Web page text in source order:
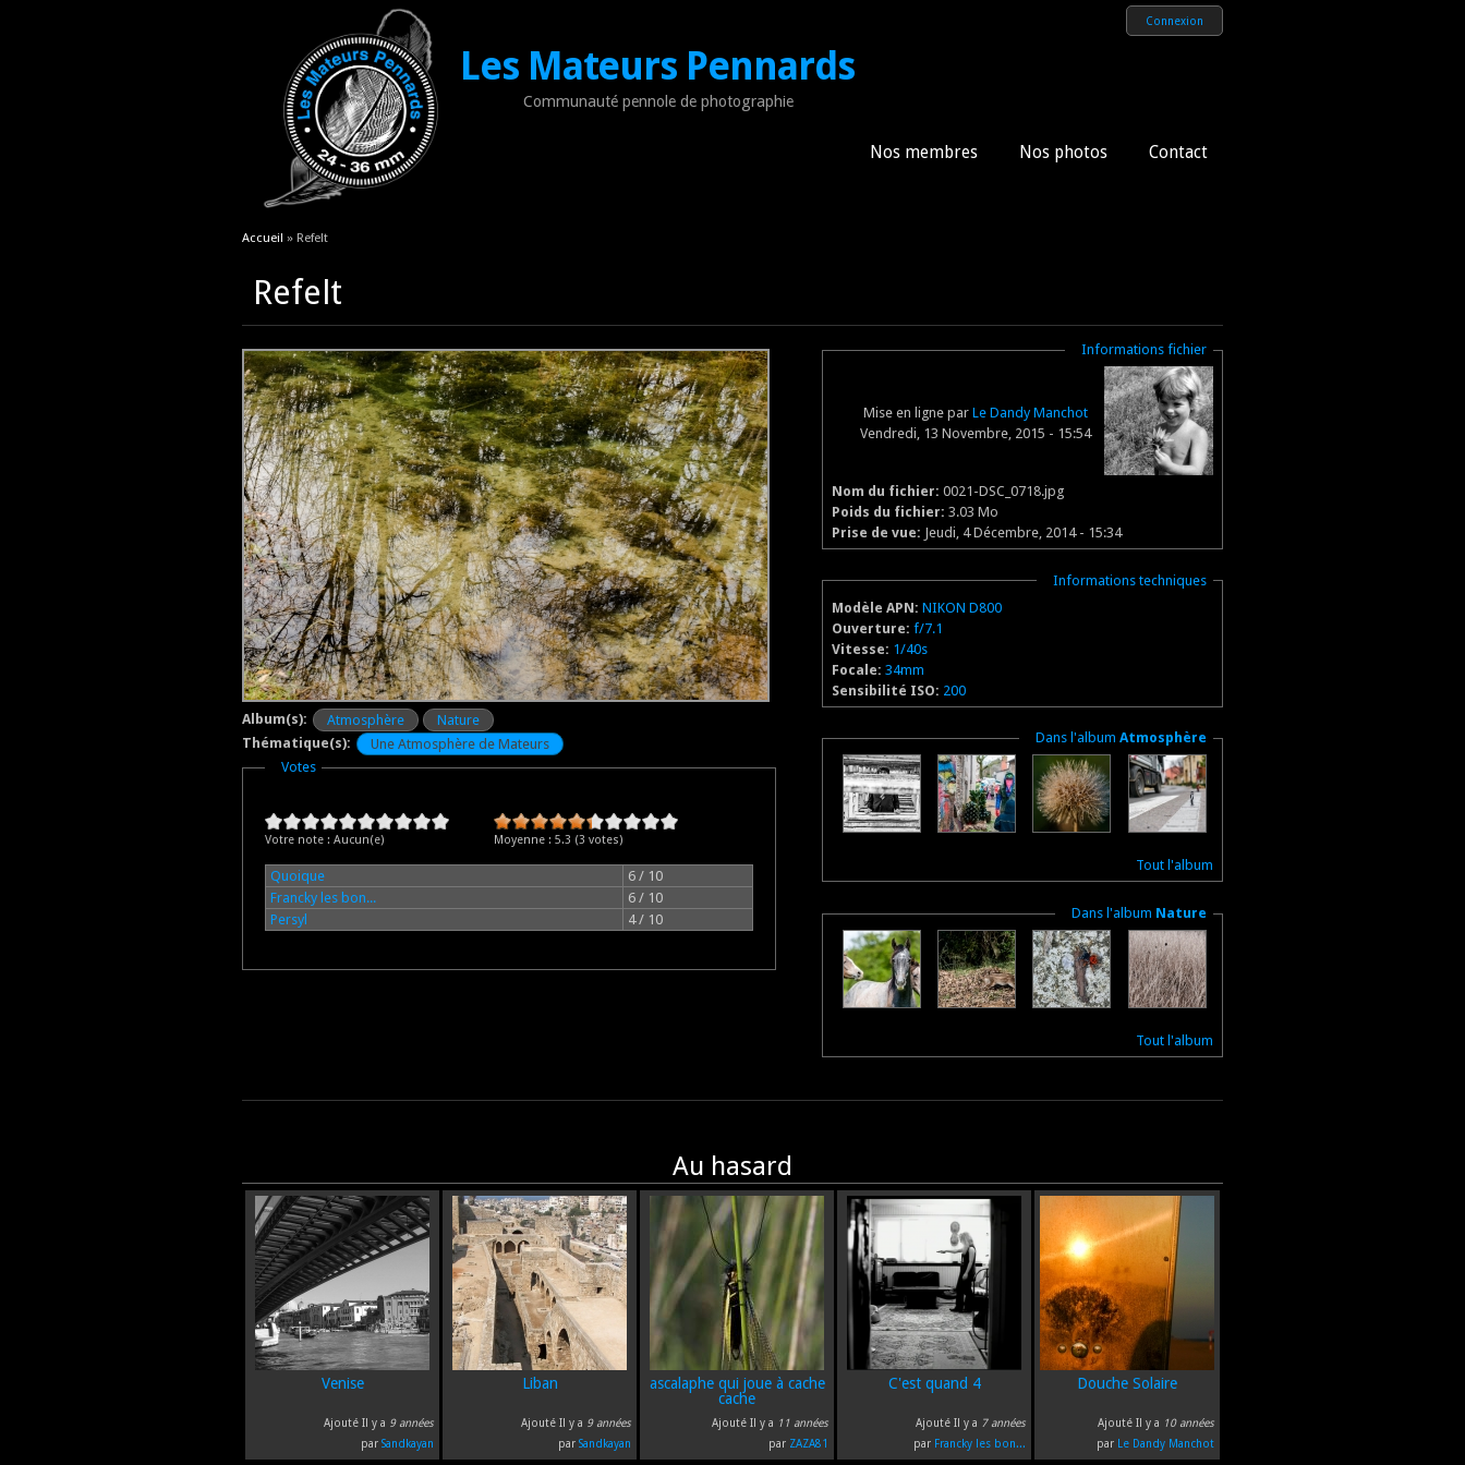
Les Mateurs Pennards
Communauté pennole de photographie
Connexion
Nos membres Nos photos Contact
Vous êtes ici
Accueil » Refelt
Refelt
Album(s): Atmosphère
Nature
Thématique(s):
Une Atmosphère de Mateurs
Masquer
Votes
Votre note : Aucun(e) Moyenne : 5.3 (3 votes)
Quoique
6 / 10
Francky les bon...
6 / 10
Persyl
4 / 10
Masquer
Informations fichier
Mise en ligne par Le Dandy Manchot
Vendredi, 13 Novembre, 2015 - 15:54
Nom du fichier: 0021-DSC_0718.jpg
Poids du fichier: 3.03 Mo
Prise de vue: Jeudi, 4 Décembre, 2014 - 15:34
Masquer
Informations techniques
Modèle APN: NIKON D800
Ouverture: f/7.1
Vitesse: 1/40s
Focale: 34mm
Sensibilité ISO: 200
Masquer
Dans l'albumAtmosphère
Tout l'album
Masquer
Dans l'album Nature
Tout l'album
Au hasard
Venise
Ajouté Il y a 9 années
par Sandkayan
Liban
Ajouté Il y a 9 années
par Sandkayan
ascalaphe qui joue à cache
cache
Ajouté Il y a 11 années
par ZAZA81
C'est quand 4
Ajouté Il y a 7 années
par Francky les bon...
Douche Solaire
Ajouté Il y a 10 années
par
Le Dandy Manchot